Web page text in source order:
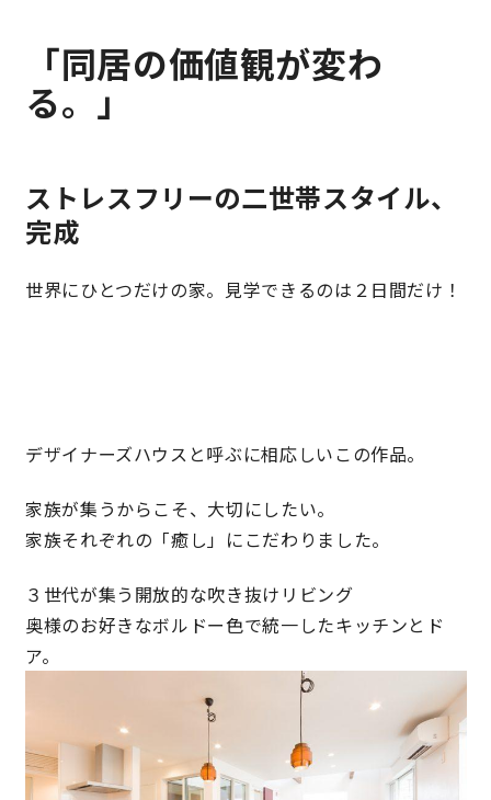
徹底したコストダウンの追求
頑丈で長持ちの外壁
100年点検住宅
快適な室内環境へのこだわり
最響の家
nattoku住宅25周年記念モデル
Blue Style
キママプラス
「同居の価値観が変わ
る。」
ストレスフリーの二世帯スタイル、
完成
世界にひとつだけの家。見学できるのは２日間だけ！
デザイナーズハウスと呼ぶに相応しいこの作品。
家族が集うからこそ、大切にしたい。
家族それぞれの「癒し」にこだわりました。
３世代が集う開放的な吹き抜けリビング
奥様のお好きなボルドー色で統一したキッチンとド
ア。